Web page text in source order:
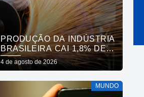
PRODUÇÃO DA INDÚSTRIA
BRASILEIRA CAI 1,8% DE
MAIO PARA JUNHO
4 de agosto de 2026
MUNDO